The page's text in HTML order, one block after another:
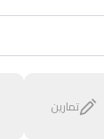
تمارين